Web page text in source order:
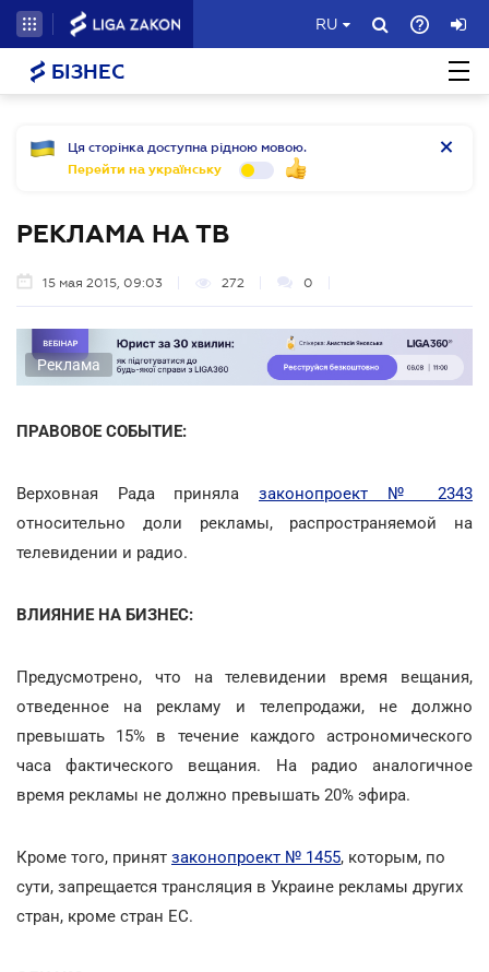
RU
БІЗНЕС
Ця сторінка доступна рідною мовою.
Перейти на українську
РЕКЛАМА НА ТВ
15 мая 2015, 09:03 272 0
Реклама
ПРАВОВОЕ СОБЫТИЕ:
Верховная Рада приняла законопроект № 2343
относительно доли рекламы, распространяемой на
телевидении и радио.
ВЛИЯНИЕ НА БИЗНЕС:
Предусмотрено, что на телевидении время вещания,
отведенное на рекламу и телепродажи, не должно
превышать 15% в течение каждого астрономического
часа фактического вещания. На радио аналогичное
время рекламы не должно превышать 20% эфира.
Кроме того, принят законопроект № 1455, которым, по
сути, запрещается трансляция в Украине рекламы других
стран, кроме стран ЕС.